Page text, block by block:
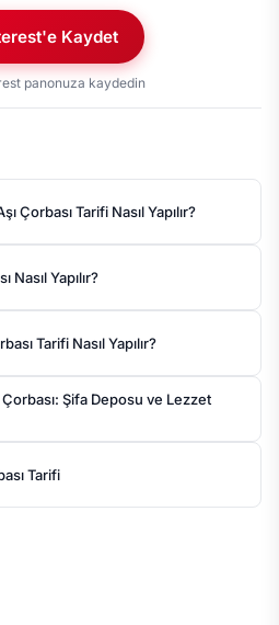
Kaydet
panonuza kaydedin
Çorbası Tarifi Nasıl Yapılır?
Nasıl Yapılır?
Tarifi Nasıl Yapılır?
Şifa Deposu ve Lezzet
Tarifi